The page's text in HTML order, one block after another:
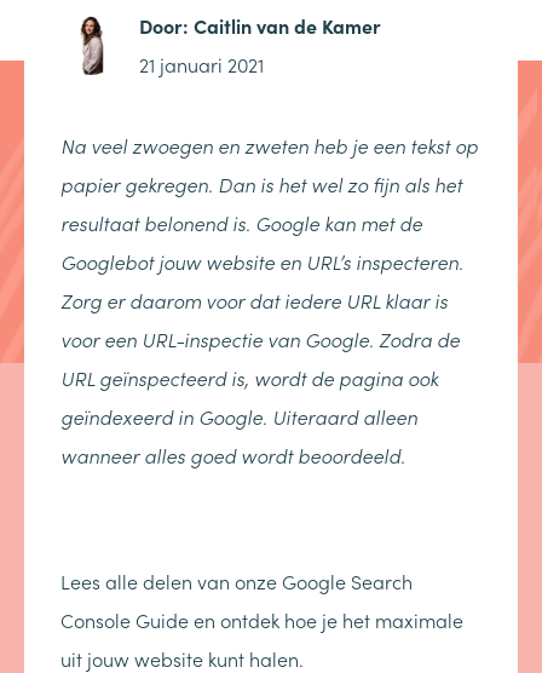
Door: Caitlin van de Kamer
21 januari 2021
Na veel zwoegen en zweten heb je een tekst op
papier gekregen. Dan is het wel zo fijn als het
resultaat belonend is. Google kan met de
Googlebot jouw website en URL’s inspecteren.
Zorg er daarom voor dat iedere URL klaar is
voor een URL-inspectie van Google. Zodra de
URL geïnspecteerd is, wordt de pagina ook
geïndexeerd in Google. Uiteraard alleen
wanneer alles goed wordt beoordeeld.
Lees alle delen van onze Google Search
Console Guide en ontdek hoe je het maximale
uit jouw website kunt halen.